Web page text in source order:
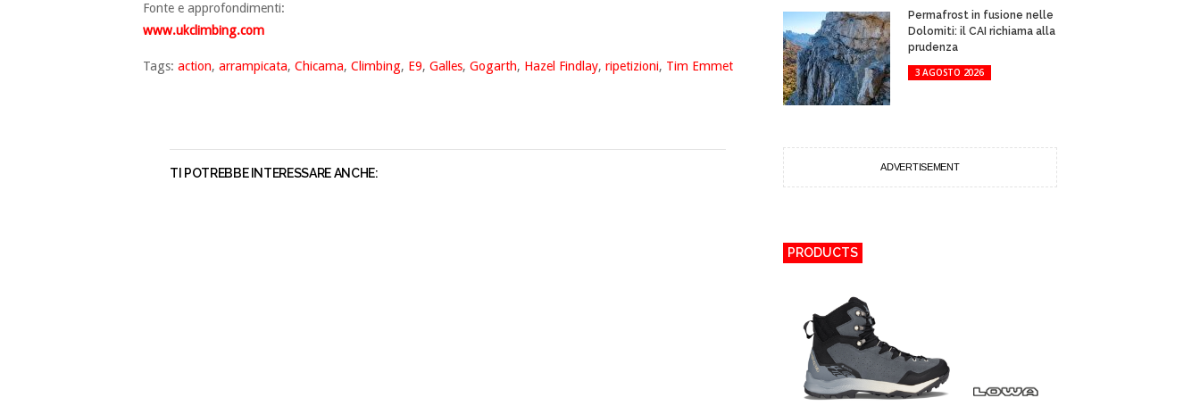
Fonte e approfondimenti:
www.ukclimbing.com
Tags: action, arrampicata, Chicama, Climbing, E9, Galles, Gogarth, Hazel Findlay, ripetizioni, Tim Emmet
TI POTREBBE INTERESSARE ANCHE:
Permafrost in fusione nelle
Dolomiti: il CAI richiama alla
prudenza
3 AGOSTO 2026
ADVERTISEMENT
PRODUCTS